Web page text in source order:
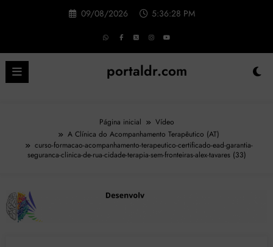
09/08/2026 5:36:29 PM
portaldr.com
Página inicial
Vídeo
A Clínica do Acompanhamento Terapêutico (AT)
curso-formacao-acompanhamento-terapeutico-certificado-ead-garantia-
seguranca-clinica-de-rua-cidade-terapia-sem-fronteiras-alex-tavares (33)